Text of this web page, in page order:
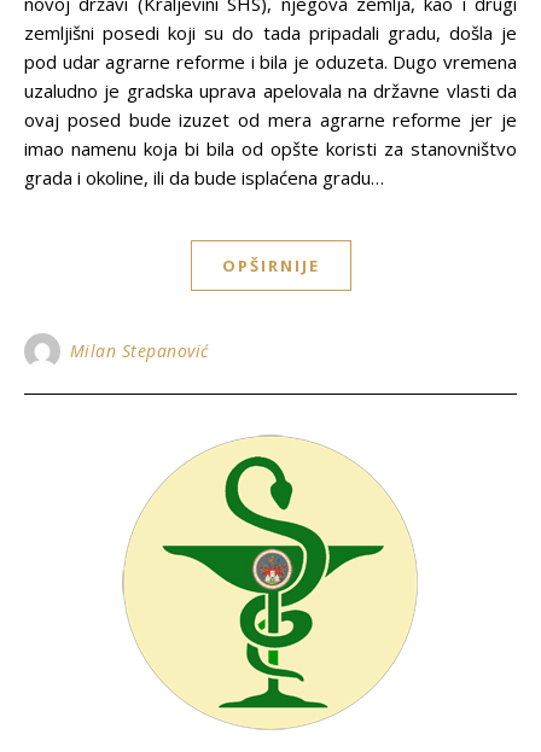
zemljišni posedi koji su do tada pripadali gradu, došla je
pod udar agrarne reforme i bila je oduzeta. Dugo vremena
uzaludno je gradska uprava apelovala na državne vlasti da
ovaj posed bude izuzet od mera agrarne reforme jer je
imao namenu koja bi bila od opšte koristi za stanovništvo
grada i okoline, ili da bude isplaćena gradu…
OPŠIRNIJE
Milan Stepanović